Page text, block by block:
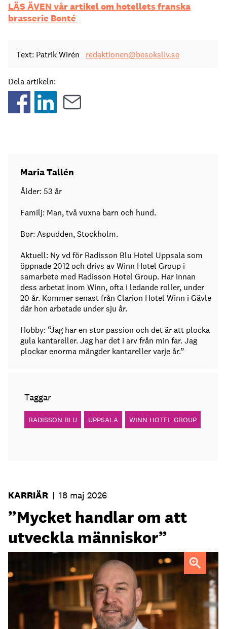
LÄS ÄVEN vår artikel om hotellets franska
brasserie Bonté
Text: Patrik Wirén redaktionen@besoksliv.se
Dela artikeln:
Maria Tallén
Ålder: 53 år
Familj: Man, två vuxna barn och hund.
Bor: Aspudden, Stockholm.
Aktuell: Ny vd för Radisson Blu Hotel Uppsala som
öppnade 2012 och drivs av Winn Hotel Group i
samarbete med Radisson Hotel Group. Har innan
dess arbetat inom Winn, ofta i ledande roller, under
20 år. Kommer senast från Clarion Hotel Winn i Gävle
där hon arbetade under sju år.
Hobby: “Jag har en stor passion och det är att plocka
gula kantareller. Jag har det i arv från min far. Jag
plockar enorma mängder kantareller varje år.”
Taggar
RADISSON BLU UPPSALA WINN HOTEL GROUP
KARRIÄR | 18 maj 2026
”Mycket handlar om att
utveckla människor”
FOTO: Carotte